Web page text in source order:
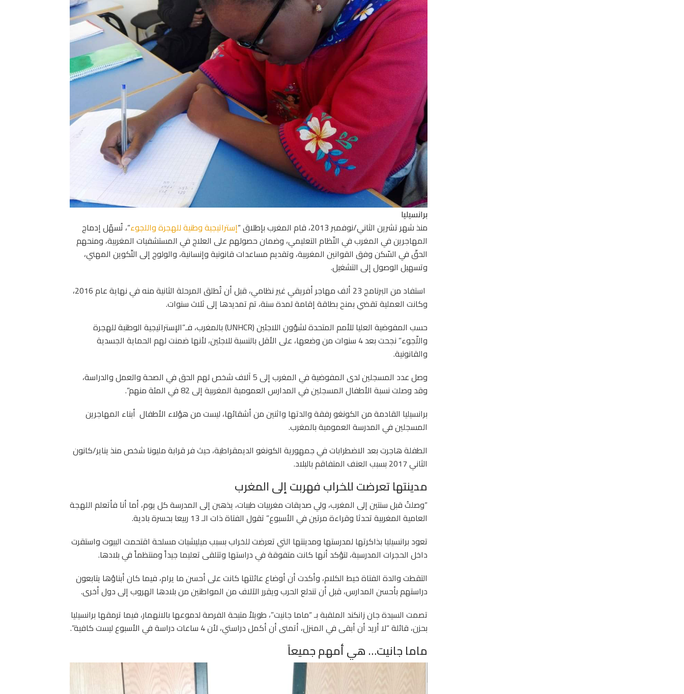
برانسيليا
منذ شهر تشرين الثاني/نوفمبر 2013، قام المغرب بإطلاق “
إستراتيجية وطنية للهجرة واللجوء“، تُسهّل إدماج
المهاجرين في المغرب في النّظام التعليمي، وضمان حصولهم على العلاج في المستشفيات المغربية، ومنحهم
الحقّ في السّكن وفق القوانين المغربية، وتقديم مساعدات قانونية وإنسانية، والولوج إلى التّكوين المهني،
وتسهيل الوصول إلى التشغيل.
استفاد من البرنامج 23 ألف مهاجر أفريقي غير نظامي، قبل أن تُطلق المرحلة الثانية منه في نهاية عام 2016،
وكانت العملية تقضي بمنح بطاقة إقامة لمدة سنة، تم تمديدها إلى ثلاث سنوات.
حسب المفوضية العليا للأمم المتحدة لشؤون اللاجئين (UNHCR) بالمغرب، فـ”الإستراتيجية الوطنية للهجرة
واللّجوء” نجحت بعد 4 سنوات من وضعها، على الأقل بالنسبة للاجئين، لأنها ضمنت لهم الحماية الجسدية
والقانونية.
وصل عدد المسجلين لدى المفوضية في المغرب إلى 5 آلاف شخص لهم الحق في الصحة والعمل والدراسة،
وقد وصلت نسبة الأطفال المسجلين في المدارس العمومية المغربية إلى 82 في المئة منهم”.
برانسيليا القادمة من الكونغو رفقة والدتها واثنين من أشقائها، ليست من هؤلاء الأطفال أبناء المهاجرين
المسجلين في المدرسة العمومية بالمغرب.
الطفلة هاجرت بعد الاضطرابات في جمهورية الكونغو الديمقراطية، حيث فر قرابة مليونا شخص منذ يناير/كانون
الثاني 2017 بسبب العنف المتفاقم بالبلاد.
مدينتها تعرضت للخراب فهربت إلى المغرب
“وصلتُ قبل سنتين إلى المغرب، ولي صديقات مغربيات طيبات، يذهبن إلى المدرسة كل يوم، أما أنا فأتعلم اللهجة
العامية المغربية تحدثا وقراءة مرتين في الأسبوع” تقول الفتاة ذات الـ 13 ربيعا بحسرة بادية.
تعود برانسيليا بذاكرتها لمدرستها ومدينتها التي تعرضت للخراب بسبب ميليشيات مسلحة اقتحمت البيوت واستقرت
داخل الحجرات المدرسية، لتؤكد أنها كانت متفوقة في دراستها وتتلقى تعليما جيداً ومنتظماً في بلادها.
التقطت والدة الفتاة خيط الكلام، وأكدت أن أوضاع عائلتها كانت على أحسن ما يرام، فيما كان أبناؤها يتابعون
دراستهم بأحسن المدارس، قبل أن تندلع الحرب ويقرر الآلاف من المواطنين من بلادها الهروب إلى دول أخرى.
تصمت السيدة جان زانكند الملقبة بـ “ماما جانيت”، طويلاً متيحة الفرصة لدموعها بالانهمار، فيما ترمقها برانسيليا
بحزن، قائلة “لا أريد أن أبقى في المنزل، أتمنى أن أكمل دراستي، لأن 4 ساعات دراسة في الأسبوع ليست كافية”.
ماما جانيت… هي أمهم جميعاً